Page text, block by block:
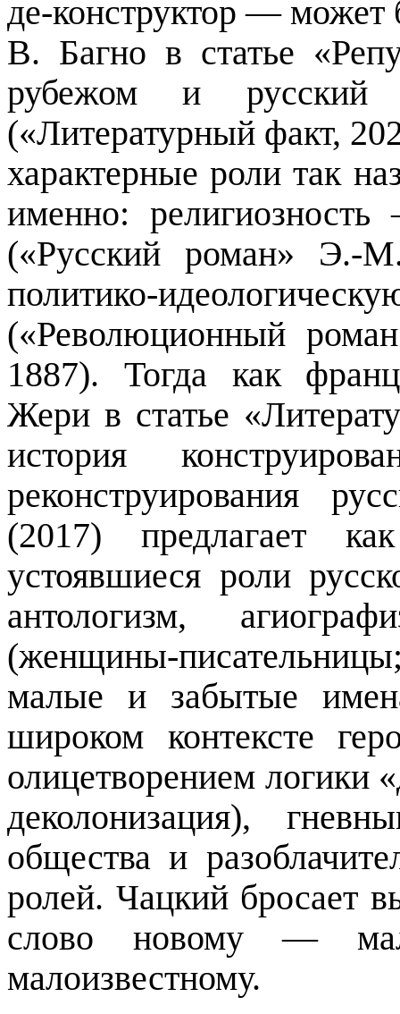
де-конструктор—может
В. Багно в статье
рубежом и русский
(«Литературный факт,
характерные роли так
именно: религиозность
(«Русский роман»
политико-
(«Революционный
1887). Тогда как
Жери в статье
история
реконструирования
(2017) предлагает
устоявшиеся роли
антологизм,
(женщины-
малые и забытые
широком контексте
олицетворением логики
деколонизация),
общества и
ролей. Чацкий бросает
слово новому—
малоизвестному.